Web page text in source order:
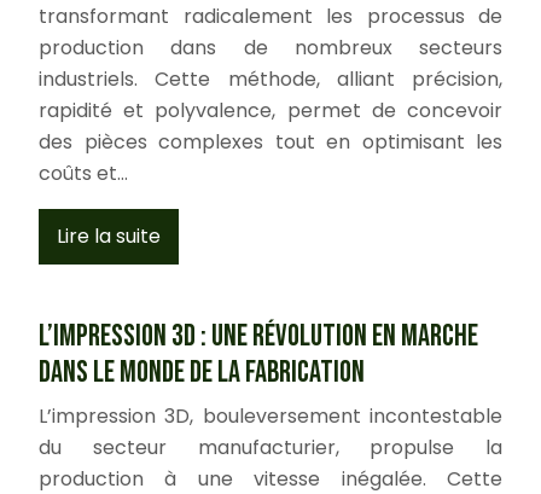
transformant radicalement les processus de
production dans de nombreux secteurs
industriels. Cette méthode, alliant précision,
rapidité et polyvalence, permet de concevoir
des pièces complexes tout en optimisant les
coûts et…
Lire la suite
L’impression 3D : une révolution en marche
dans le monde de la fabrication
L’impression 3D, bouleversement incontestable
du secteur manufacturier, propulse la
production à une vitesse inégalée. Cette